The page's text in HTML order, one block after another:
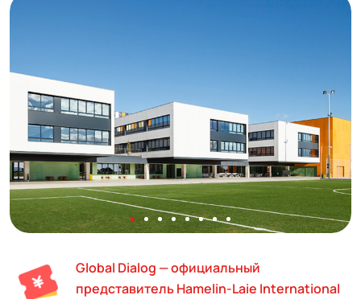
Global Dialog — официальный
представитель Hamelin-Laie International